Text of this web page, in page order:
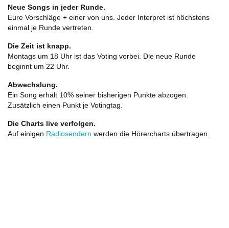
Neue Songs in jeder Runde.
Eure Vorschläge + einer von uns. Jeder Interpret ist höchstens
einmal je Runde vertreten.
Die Zeit ist knapp.
Montags um 18 Uhr ist das Voting vorbei. Die neue Runde
beginnt um 22 Uhr.
Abwechslung.
Ein Song erhält 10% seiner bisherigen Punkte abzogen.
Zusätzlich einen Punkt je Votingtag.
Die Charts live verfolgen.
Auf einigen Radiosendern werden die Hörercharts übertragen.